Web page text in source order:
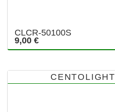
CLCR-50100S
9,00 €
CENTOLIGHT